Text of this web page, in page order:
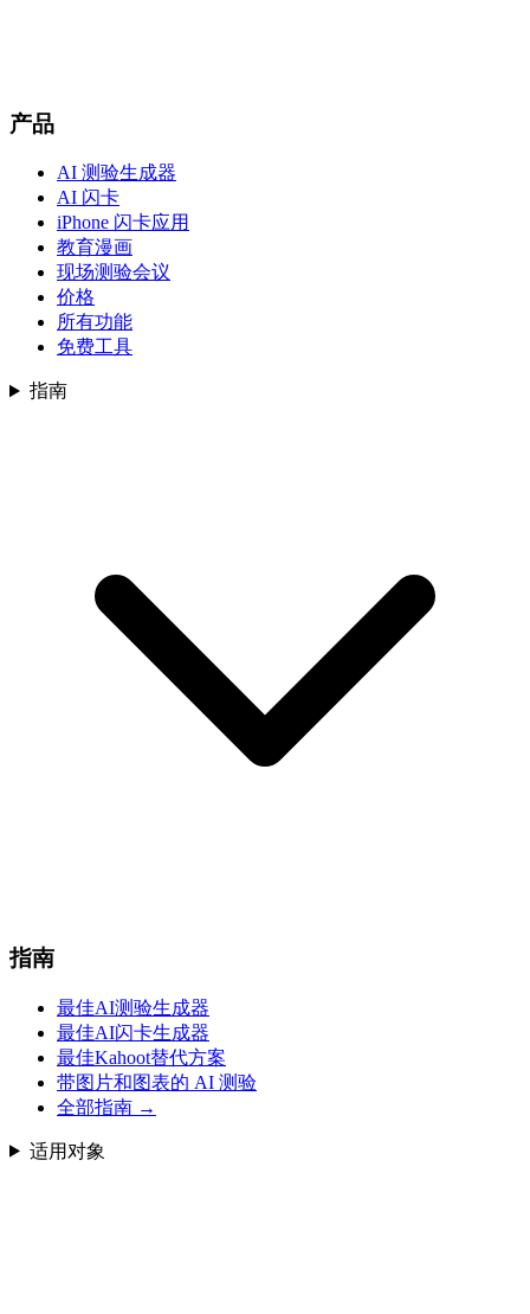
产品
AI 测验生成器
AI 闪卡
iPhone 闪卡应用
教育漫画
现场测验会议
价格
所有功能
免费工具
指南
指南
最佳AI测验生成器
最佳AI闪卡生成器
最佳Kahoot替代方案
带图片和图表的 AI 测验
全部指南 →
适用对象